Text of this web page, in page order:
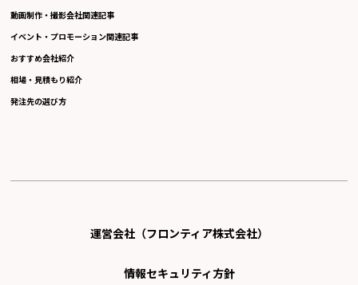
動画制作・撮影会社関連記事
イベント・プロモーション関連記事
おすすめ会社紹介
相場・見積もり紹介
発注先の選び方
運営会社（フロンティア株式会社）
情報セキュリティ方針